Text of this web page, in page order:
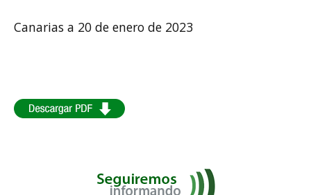
Canarias a 20 de enero de 2023